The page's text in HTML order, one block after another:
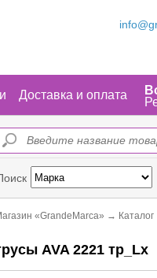
Доставка и оплата
«GrandeMarca» → Каталог
AVA 2221 тр_Lx